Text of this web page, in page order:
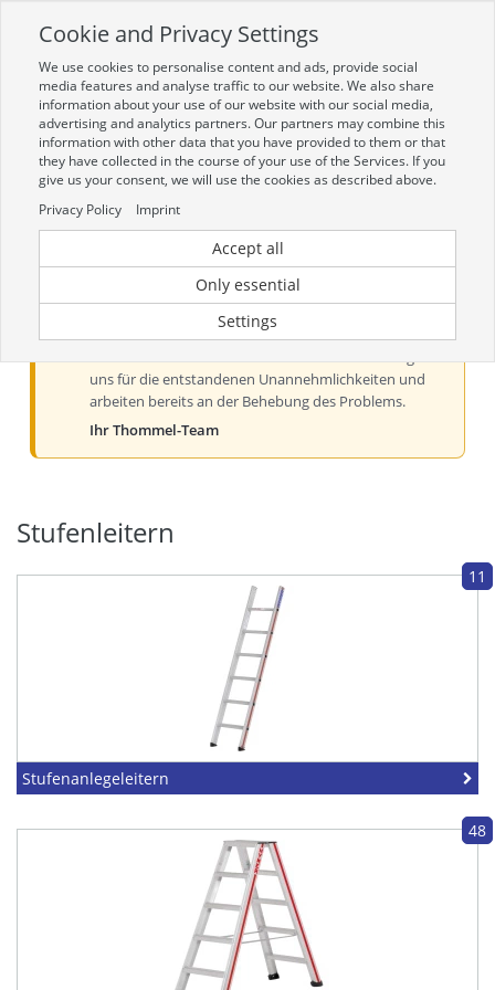
Zur mobilen Kompaktversion (Login erforderlich)
Toggle
navigation
Aktueller Hinweis zur Preis- und
Verfügbarkeitsanzeige
Liebe Kundinnen und Kunden, derzeit kann es bei der
Preis- und Verfügbarkeitsanzeige aus technischen
uns für die entstandenen Unannehmlichkeiten und
arbeiten bereits an der Behebung des Problems.
Ihr Thommel-Team
Stufenleitern
11
Stufenanlegeleitern
48
Cookie and Privacy Settings
We use cookies to personalise content and ads, provide social
media features and analyse traffic to our website. We also share
information about your use of our website with our social media,
advertising and analytics partners. Our partners may combine this
information with other data that you have provided to them or that
they have collected in the course of your use of the Services. If you
give us your consent, we will use the cookies as described above.
Privacy Policy
Imprint
Accept all
Only essential
Settings